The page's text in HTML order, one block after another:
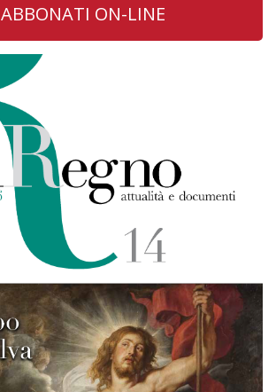
ABBONATI ON-LINE